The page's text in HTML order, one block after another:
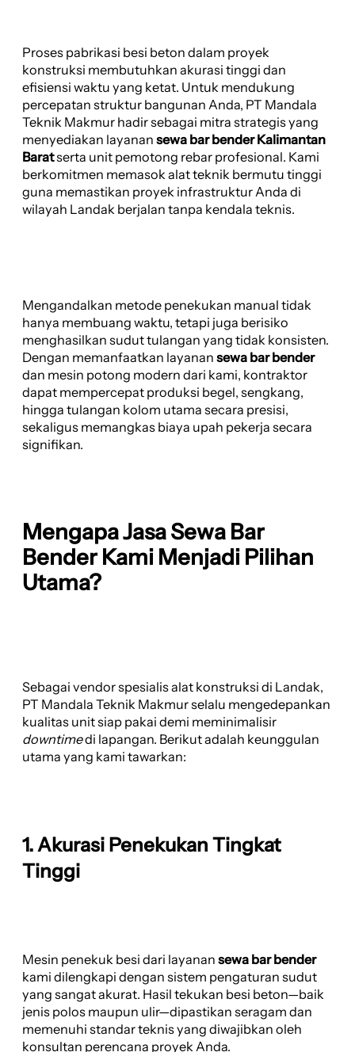
Proses pabrikasi besi beton dalam proyek
konstruksi membutuhkan akurasi tinggi dan
efisiensi waktu yang ketat. Untuk mendukung
percepatan struktur bangunan Anda, PT Mandala
Teknik Makmur hadir sebagai mitra strategis yang
menyediakan layanan sewa bar bender Kalimantan
Baratserta unit pemotong rebar profesional. Kami
berkomitmen memasok alat teknik bermutu tinggi
guna memastikan proyek infrastruktur Anda di
wilayah Landak berjalan tanpa kendala teknis.
Mengandalkan metode penekukan manual tidak
hanya membuang waktu, tetapi juga berisiko
menghasilkan sudut tulangan yang tidak konsisten.
Dengan memanfaatkan layanan sewa bar bender
dan mesin potong modern dari kami, kontraktor
dapat mempercepat produksi begel, sengkang,
hingga tulangan kolom utama secara presisi,
sekaligus memangkas biaya upah pekerja secara
signifikan.
Mengapa Jasa Sewa Bar
Bender Kami Menjadi Pilihan
Utama?
Sebagai vendor spesialis alat konstruksi di Landak,
PT Mandala Teknik Makmur selalu mengedepankan
kualitas unit siap pakai demi meminimalisir
downtimedi lapangan. Berikut adalah keunggulan
utama yang kami tawarkan:
1. Akurasi Penekukan Tingkat
Tinggi
Mesin penekuk besi dari layanan sewa bar bender
kami dilengkapi dengan sistem pengaturan sudut
yang sangat akurat. Hasil tekukan besi beton—baik
jenis polos maupun ulir—dipastikan seragam dan
memenuhi standar teknis yang diwajibkan oleh
konsultan perencana proyek Anda.